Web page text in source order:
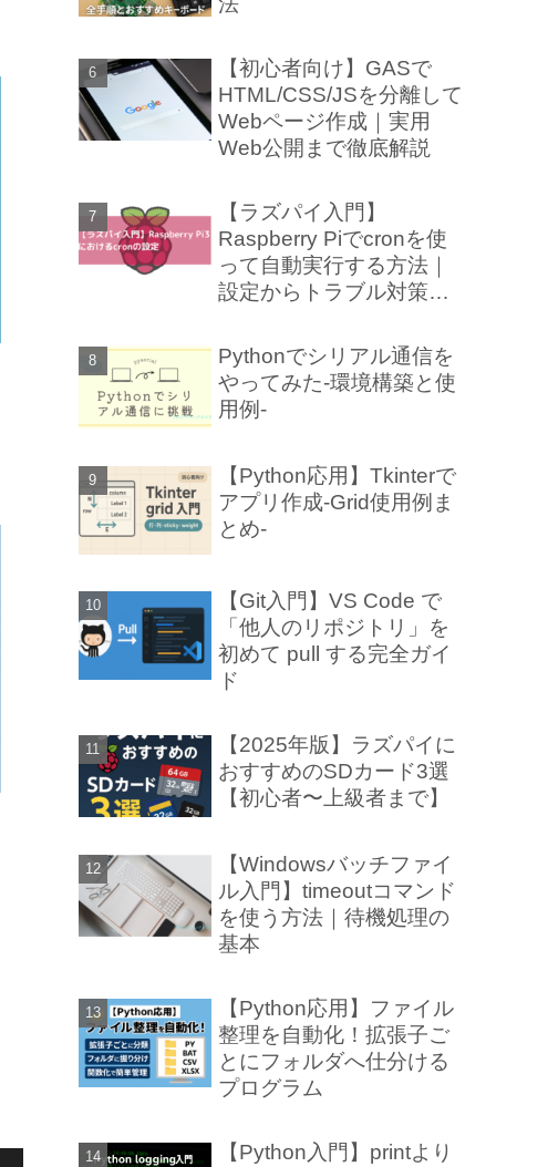
【初心者向け】GASで
HTML/CSS/JSを分離して
Webページ作成｜実用
Web公開まで徹底解説
【ラズパイ入門】
Raspberry Piでcronを使
って自動実行する方法｜
設定からトラブル対策ま
Pythonでシリアル通信を
やってみた-環境構築と使
用例-
【Python応用】Tkinterで
アプリ作成-Grid使用例ま
とめ-
【Git入門】VS Code で
「他人のリポジトリ」を
初めて pull する完全ガイ
ド
【2025年版】ラズパイに
おすすめのSDカード3選
【初心者〜上級者まで】
【Windowsバッチファイ
ル入門】timeoutコマンド
を使う方法｜待機処理の
基本
【Python応用】ファイル
整理を自動化！拡張子ご
とにフォルダへ仕分ける
プログラム
【Python入門】printより